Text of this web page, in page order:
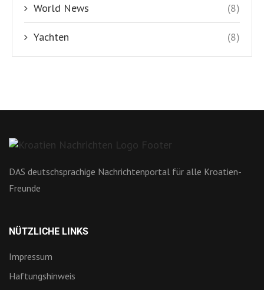
World News (8)
Yachten (8)
DAS deutschsprachige Nachrichtenportal für alle Kroatien-
Freunde
NÜTZLICHE LINKS
Impressum
Haftungshinweis